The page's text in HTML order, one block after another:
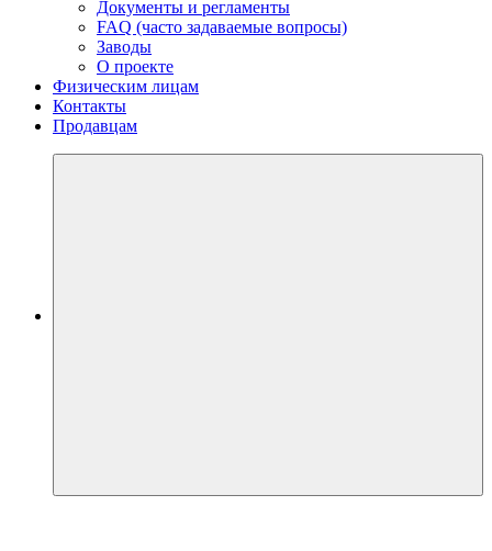
Документы и регламенты
FAQ (часто задаваемые вопросы)
Заводы
О проекте
Физическим лицам
Контакты
Продавцам